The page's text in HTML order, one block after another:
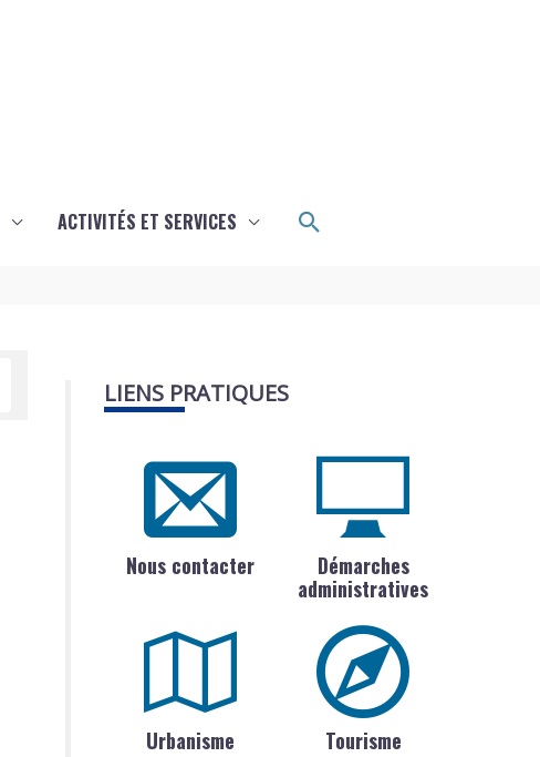
ACTIVITÉS ET SERVICES Rechercher
LIENS PRATIQUES
Nous contacter
Démarches
administratives
Urbanisme Tourisme